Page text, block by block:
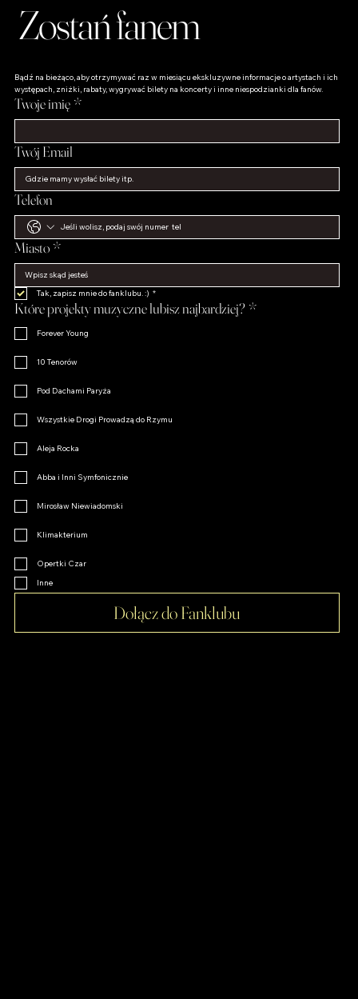
Zostań fanem
Bądź na bieżąco, aby otrzymywać raz w miesiącu ekskluzywne informacje o artystach i ich
występach, zniżki, rabaty, wygrywać bilety na koncerty i inne niespodzianki dla fanów.
Twoje imię *
Twój Email
Telefon
Miasto *
Tak, zapisz mnie do fanklubu. :) *
Które projekty muzyczne lubisz najbardziej? *
Forever Young
10 Tenorów
Pod Dachami Paryża
Wszystkie Drogi Prowadzą do Rzymu
Aleja Rocka
Abba i Inni Symfonicznie
Mirosław Niewiadomski
Klimakterium
Opertki Czar
Inne
Dołącz do Fanklubu